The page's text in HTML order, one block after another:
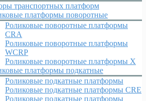
транспортных платформ
платформы поворотные
Роликовые поворотные платформы
CRA
Роликовые поворотные платформы
WCRP
Роликовые поворотные платформы X
платформы подкатные
Роликовые подкатные платформы
Роликовые подкатные платформы CRE
Роликовые подкатные платформы